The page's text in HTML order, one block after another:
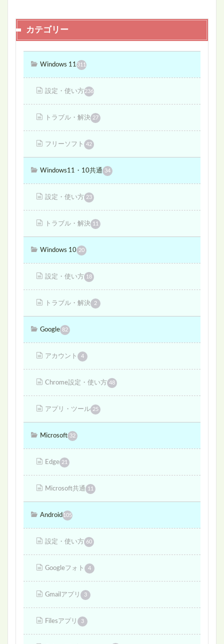
カテゴリー
Windows 11 311
設定・使い方236
トラブル・解決 27
フリーソフト 42
Windows11・10共通 34
設定・使い方 23
トラブル・解決 11
Windows 10 20
設定・使い方 18
トラブル・解決 2
Google 82
アカウント 4
Chrome設定・使い方 48
アプリ・ツール 25
Microsoft 32
Edge 21
Microsoft共通 11
Android 105
設定・使い方 60
Googleフォト 4
Gmailアプリ 3
Filesアプリ 3